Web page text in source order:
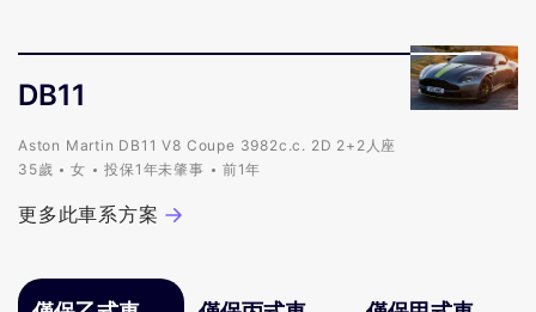
DB11
Aston Martin DB11 V8 Coupe 3982c.c. 2D 2+2人座
35歲
女 投保1年未肇事 前1年
更多此車系方案